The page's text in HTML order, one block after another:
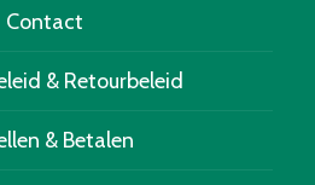
Contact
& Retourbeleid
& Betalen